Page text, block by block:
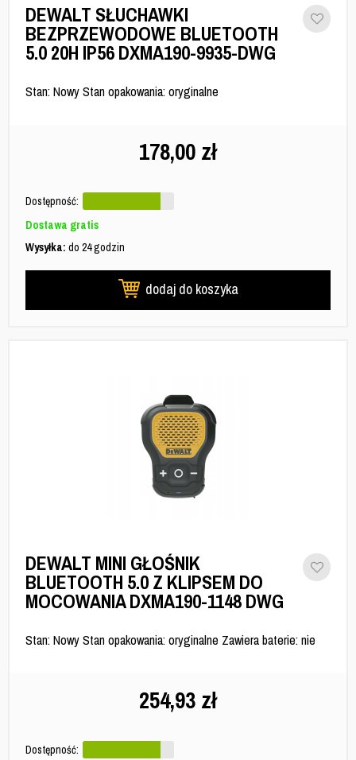
DEWALT SŁUCHAWKI
BEZPRZEWODOWE BLUETOOTH
5.0 20H IP56 DXMA190-9935-DWG
Stan: Nowy Stan opakowania: oryginalne
178,00 zł
Dostępność:
Dostawa gratis
Wysyłka: do 24 godzin
dodaj do koszyka
DEWALT MINI GŁOŚNIK
BLUETOOTH 5.0 Z KLIPSEM DO
MOCOWANIA DXMA190-1148 DWG
Stan: Nowy Stan opakowania: oryginalne Zawiera baterie: nie
254,93 zł
Dostępność: